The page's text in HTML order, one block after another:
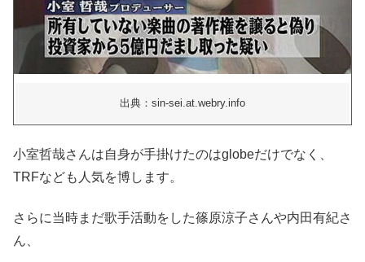
出典：sin-sei.at.webry.info
小室哲哉さんは自身が手掛けたのはglobeだけでなく、
TRFなども人気を博します。
さらに当時まだ歌手活動をした篠原涼子さんや内田有紀さ
ん、